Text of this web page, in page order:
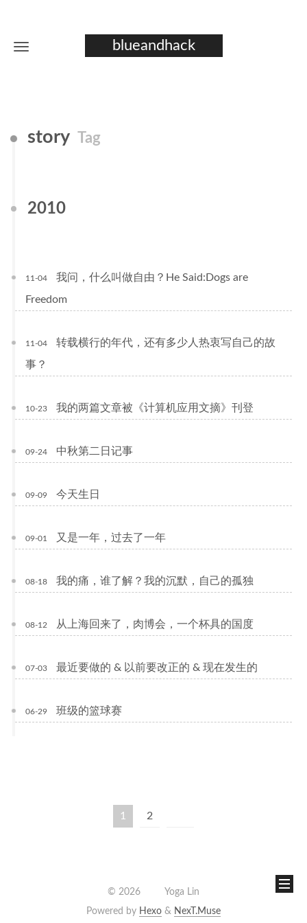
blueandhack
story Tag
2010
11-04
我问，什么叫做自由？He Said:Dogs are
Freedom
11-04
转载横行的年代，还有多少人热衷写自己的故
事？
10-23 我的两篇文章被《计算机应用文摘》刊登
09-24 中秋第二日记事
09-09 今天生日
09-01 又是一年，过去了一年
08-18 我的痛，谁了解？我的沉默，自己的孤独
08-12 从上海回来了，肉博会，一个杯具的国度
07-03 最近要做的 & 以前要改正的 & 现在发生的
06-29 班级的篮球赛
1 2
©2026
Yoga Lin
Powered by Hexo & NexT.Muse